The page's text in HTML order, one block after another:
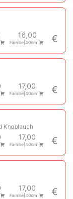
16,00
Familie|40cm €
17,00
Familie|40cm €
Knoblauch
17,00
Familie|40cm €
17,00
Familie|40cm €